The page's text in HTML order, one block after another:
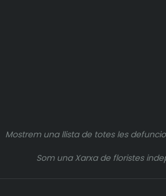
Mostrem una llista de totes les
Som una Xarxa de floristes